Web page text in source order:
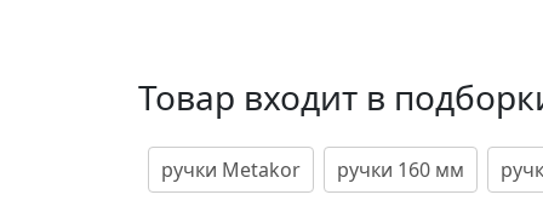
Товар входит в
ручки Metakor ручки 160 мм